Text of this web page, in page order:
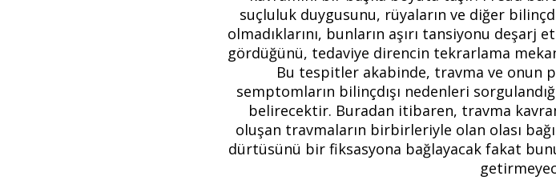
suçluluk duygusunu, rüyaların ve diğer
olmadıklarını, bunların aşırı tansiyonu
gördüğünü, tedaviye direncin tekrarlama
Bu tespitler akabinde, travma ve onun
semptomların bilinçdışı nedenleri
belirecektir. Buradan itibaren, travma
oluşan travmaların birbirleriyle olan olası
dürtüsünü bir fiksasyona bağlayacak fakat